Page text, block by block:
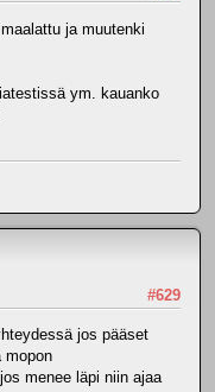
ja muutenki
ym. kauanko
#629
jos pääset
mopon
menee läpi niin ajaa